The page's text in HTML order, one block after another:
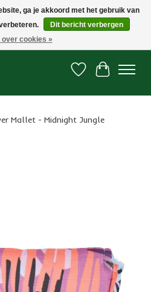
Onze oncourse Golfshop in Dordrecht is
Verlanglijst
Mallet - Midnight Jungle
ga je akkoord met het gebruik van
Dit bericht verbergen
over cookies »